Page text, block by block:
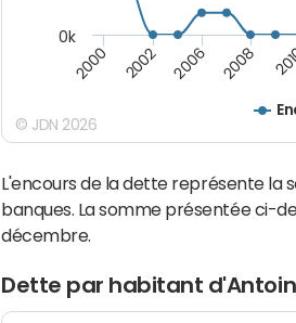
2000 2002 2006 2008
0k
© JDN 2026
L'encours de la dette représente la
banques. La somme présentée ci-
décembre.
Dette par habitant